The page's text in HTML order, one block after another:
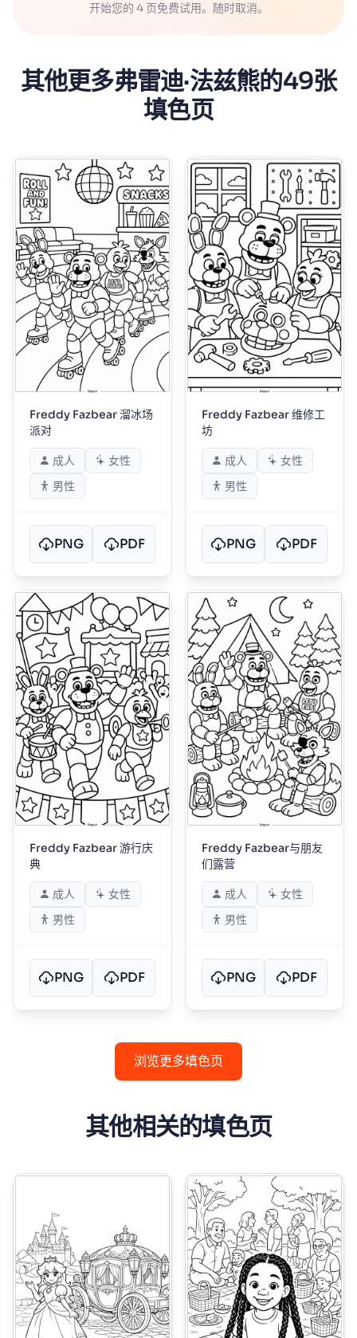
开始您的 4 页免费试用。随时取消。
其他更多弗雷迪·法兹熊的49张
填色页
Freddy Fazbear 溜冰场
派对
成人
女性
男性
PNG PDF
Freddy Fazbear 维修工
坊
成人
女性
男性
PNG PDF
Freddy Fazbear 游行庆
典
成人
女性
男性
PNG PDF
Freddy Fazbear与朋友
们露营
成人
女性
男性
PNG PDF
浏览更多填色页
其他相关的填色页